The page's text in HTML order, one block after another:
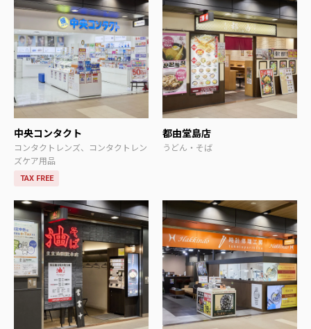
中央コンタクト
コンタクトレンズ、コンタクトレン
ズケア用品
TAX FREE
都由堂島店
うどん・そば